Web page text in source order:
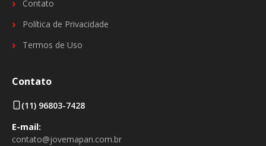
Contato
Política de Privacidade
Termos de Uso
Contato
(11) 96803-7428
E-mail:
contato@jovemapan.com.br